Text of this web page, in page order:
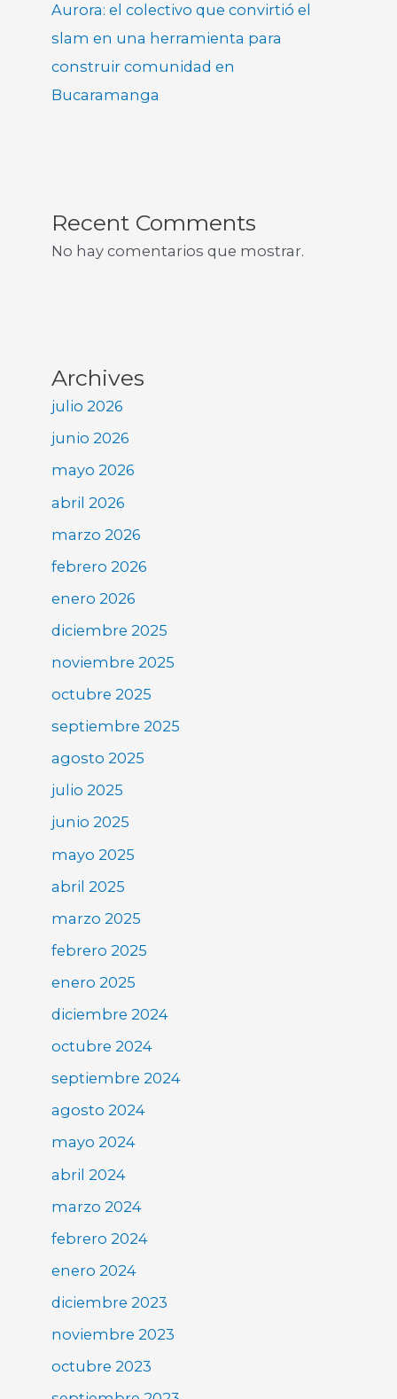
Aurora: el colectivo que convirtió el
slam en una herramienta para
construir comunidad en
Bucaramanga
Recent Comments
No hay comentarios que mostrar.
Archives
julio 2026
junio 2026
mayo 2026
abril 2026
marzo 2026
febrero 2026
enero 2026
diciembre 2025
noviembre 2025
octubre 2025
septiembre 2025
agosto 2025
julio 2025
junio 2025
mayo 2025
abril 2025
marzo 2025
febrero 2025
enero 2025
diciembre 2024
octubre 2024
septiembre 2024
agosto 2024
mayo 2024
abril 2024
marzo 2024
febrero 2024
enero 2024
diciembre 2023
noviembre 2023
octubre 2023